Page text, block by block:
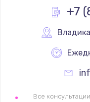
Помехи
+7
Все